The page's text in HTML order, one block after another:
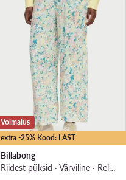
extra -25% Kood: LAST
Võimalus
Billabong
Riidest püksid · Värviline · Relaxed Fit